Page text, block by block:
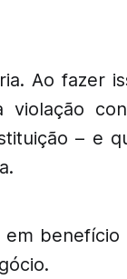
Ao fazer
violação
– e
benefício